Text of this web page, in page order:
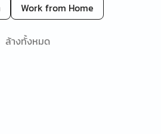
Work from Home
ล้างทั้งหมด